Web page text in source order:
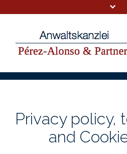
Privacy policy,
and